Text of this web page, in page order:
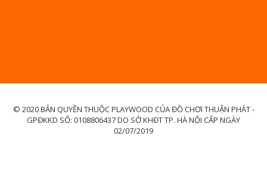
© 2020 BẢN QUYỀN THUỘC PLAYWOOD CỦA ĐỒ CHƠI THUẬN PHÁT -
GPĐKKD SỐ: 0108806437 DO SỞ KHĐT TP. HÀ NỘI CẤP NGÀY
02/07/2019